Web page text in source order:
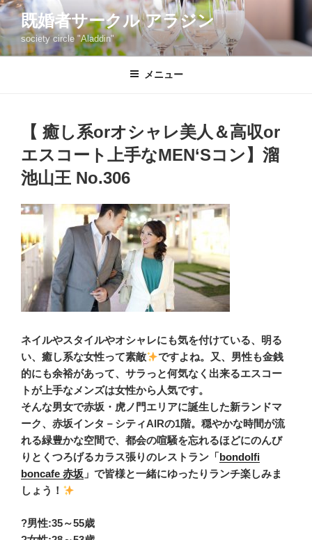
コ
ン
テ
ン
既婚者サークル アラジン
society circle "Aladdin"
メニュー
【 癒し系orオシャレ美人＆高収or
エスコート上手なMEN‘Sコン】溜
池山王 No.306
ネイルやスタイルやオシャレにも気を付けている、明る
い、癒し系な女性って素敵
ですよね。又、男性も金銭
的にも余裕があって、サラっと何気なく出来るエスコー
トが上手なメンズは女性から人気です。
そんな男女で赤坂・虎ノ門エリアに誕生した新ランドマ
ーク、赤坂インタ－シティAIRの1階。穏やかな時間が流
れる緑豊かな空間で、都会の喧騒を忘れるほどにのんび
りとくつろげるカラス張りのレストラン「bondolfi
boncafe 赤坂 」で皆様と一緒にゆったりランチ楽しみま
しょう！
?男性:35～55歳